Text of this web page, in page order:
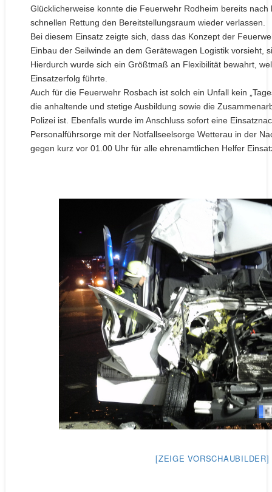
Glücklicherweise konnte die Feuerwehr Rodheim bereits
schnellen Rettung den Bereitstellungsraum wieder verlassen.
Bei diesem Einsatz zeigte sich, dass das Konzept der
Einbau der Seilwinde an dem Gerätewagen Logistik vorsieht,
Hierdurch wurde sich ein Größtmaß an Flexibilität bewahrt,
Einsatzerfolg führte.
Auch für die Feuerwehr Rosbach ist solch ein Unfall kein
die anhaltende und stetige Ausbildung sowie die
Polizei ist. Ebenfalls wurde im Anschluss sofort eine
Personalführsorge mit der Notfallseelsorge Wetterau in der
gegen kurz vor 01.00 Uhr für alle ehrenamtlichen Helfer
[ZEIGE VORSCHAUBILDER]